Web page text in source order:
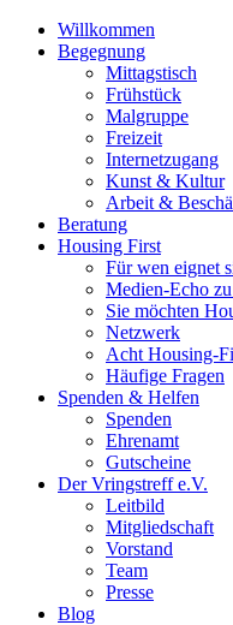
Willkommen
Begegnung
Mittagstisch
Frühstück
Malgruppe
Freizeit
Internetzugang
Kunst & Kultur
Arbeit &
Beratung
Housing First
Für wen eignet
Medien-Echo
Sie möchten
Netzwerk
Acht Housing-
Häufige Fragen
Spenden & Helfen
Spenden
Ehrenamt
Gutscheine
Der Vringstreff e.V.
Leitbild
Mitgliedschaft
Vorstand
Team
Presse
Blog